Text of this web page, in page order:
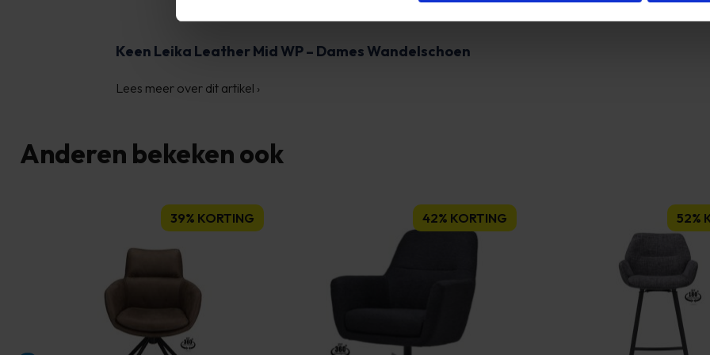
Keen Leika Leather Mid WP – Dames Wandelschoen
Lees meer over dit artikel ›
Anderen bekeken ook
39% KORTING 42% KORTING 52%